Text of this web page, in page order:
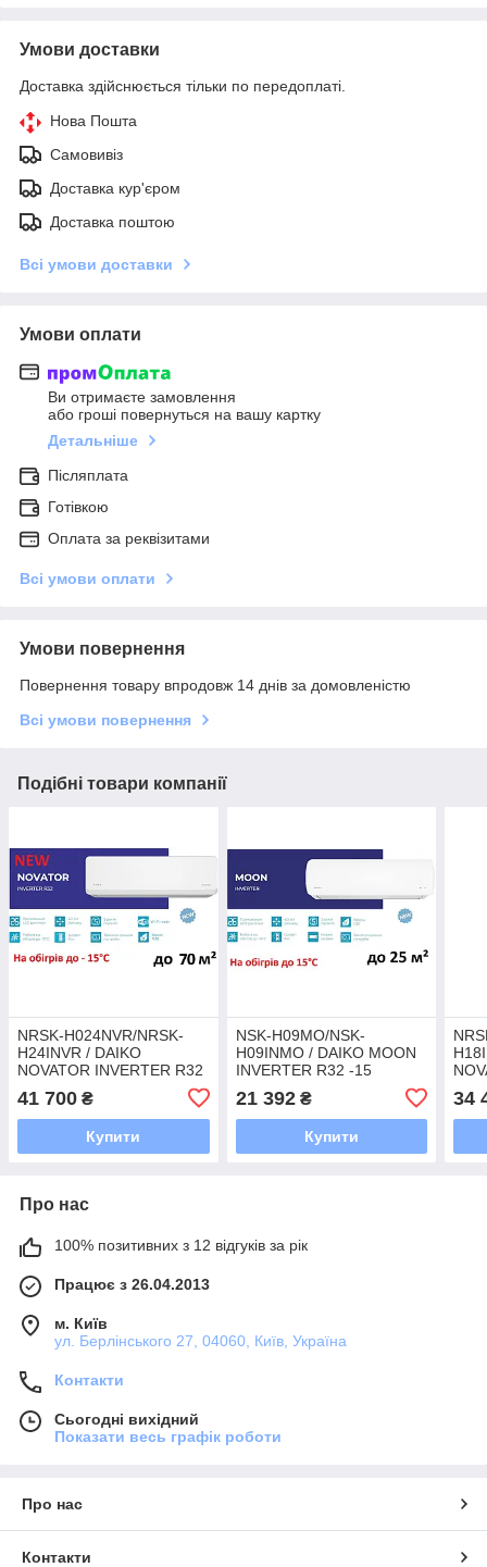
Умови доставки
Доставка здійснюється тільки по передоплаті.
Нова Пошта
Самовивіз
Доставка кур'єром
Доставка поштою
Всі умови доставки
Умови оплати
Ви отримаєте замовлення
або гроші повернуться на вашу картку
Детальніше
Післяплата
Готівкою
Оплата за реквізитами
Всі умови оплати
Умови повернення
Повернення товару впродовж 14 днів за домовленістю
Всі умови повернення
Подібні товари компанії
NRSK-H024NVR/NRSK-
H24INVR / DAIKO
NOVATOR INVERTER R32
41 700 ₴
Купити
NSK-H09MO/NSK-
H09INMO / DAIKO MOON
INVERTER R32 -15
21 392₴
Купити
34
Про нас
100% позитивних з 12 відгуків за рік
Працює з 26.04.2013
м. Київ
ул. Берлінського 27, 04060, Київ, Україна
Контакти
Сьогодні вихідний
Показати весь графік роботи
Про нас
Контакти